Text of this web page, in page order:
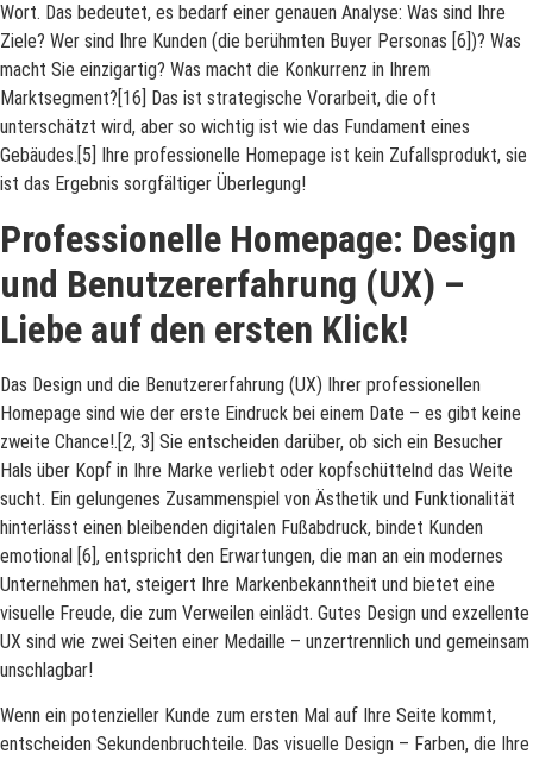
Wort. Das bedeutet, es bedarf einer genauen Analyse: Was sind Ihre
Ziele? Wer sind Ihre Kunden (die berühmten Buyer Personas [6])? Was
macht Sie einzigartig? Was macht die Konkurrenz in Ihrem
Marktsegment?[16] Das ist strategische Vorarbeit, die oft
unterschätzt wird, aber so wichtig ist wie das Fundament eines
Gebäudes.[5] Ihre professionelle Homepage ist kein Zufallsprodukt, sie
ist das Ergebnis sorgfältiger Überlegung!
Professionelle Homepage: Design
und Benutzererfahrung (UX) –
Liebe auf den ersten Klick!
Das Design und die Benutzererfahrung (UX) Ihrer professionellen
Homepage sind wie der erste Eindruck bei einem Date – es gibt keine
zweite Chance!.[2, 3] Sie entscheiden darüber, ob sich ein Besucher
Hals über Kopf in Ihre Marke verliebt oder kopfschüttelnd das Weite
sucht. Ein gelungenes Zusammenspiel von Ästhetik und Funktionalität
hinterlässt einen bleibenden digitalen Fußabdruck, bindet Kunden
emotional [6], entspricht den Erwartungen, die man an ein modernes
Unternehmen hat, steigert Ihre Markenbekanntheit und bietet eine
visuelle Freude, die zum Verweilen einlädt. Gutes Design und exzellente
UX sind wie zwei Seiten einer Medaille – unzertrennlich und gemeinsam
unschlagbar!
Wenn ein potenzieller Kunde zum ersten Mal auf Ihre Seite kommt,
entscheiden Sekundenbruchteile. Das visuelle Design – Farben, die Ihre